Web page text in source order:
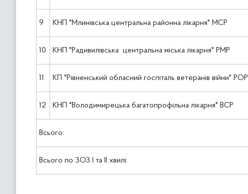
9 КНП "Млинівська центральна районна лікарня" МСР
10 КНП "Радивилівська центральна міська лікарня" РМР
11 КП "Рівненський обласний госпіталь ветеранів війни" РОР
12 КНП "Володимирецька багатопрофільна лікарня" ВСР
Всього:
Всього по ЗОЗ І та ІІ хвилі: